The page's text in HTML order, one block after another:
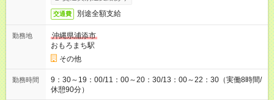
交通費 別途全額支給
勤務地
沖縄県浦添市
おもろまち駅
その他
勤務時間
9：30～19：00/11：00～20：30/13：00～22：30（実働8時間/
休憩90分）